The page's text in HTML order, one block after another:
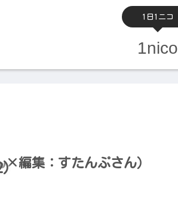
1日1ニコ
1nico
×編集：すたんぷさん）